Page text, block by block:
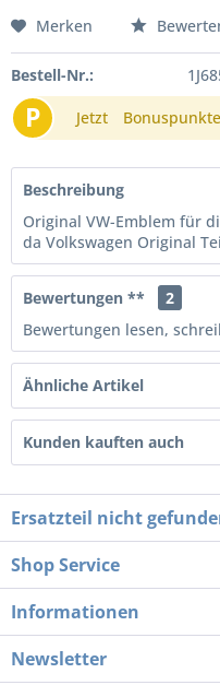
Merken
Bestell-Nr.:
P Jetzt
Beschreibung
Original VW-Emblem für
da Volkswagen Original
Bewertungen **
2
Bewertungen lesen,
Ähnliche Artikel
Kunden kauften auch
Ersatzteil nicht
Shop Service
Informationen
Newsletter